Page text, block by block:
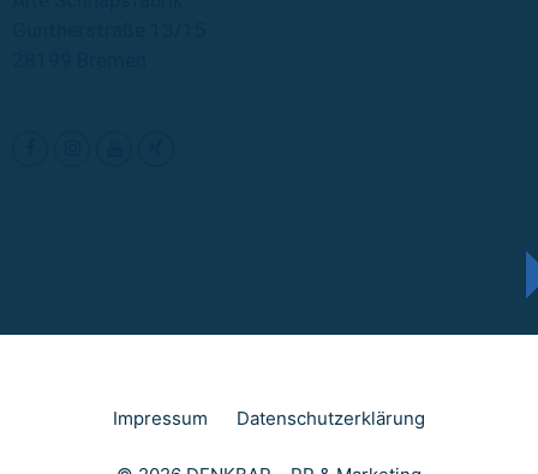
Impressum Datenschutzerklärung